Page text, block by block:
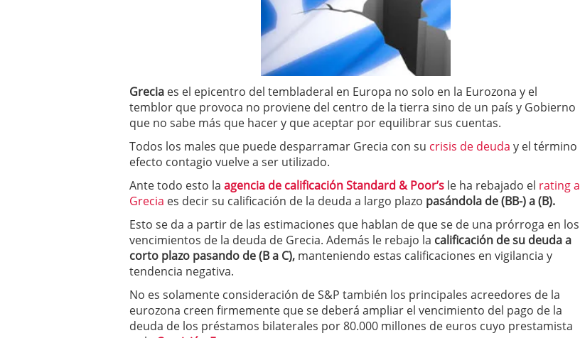
21 de noviembre de 2025
¿Cuánto cuesta un software punto de venta?
3 de octubre de 2025
Grecia es el epicentro del tembladeral en Europa no solo en la Eurozona y el
temblor que provoca no proviene del centro de la tierra sino de un país y Gobierno
que no sabe más que hacer y que aceptar por equilibrar sus cuentas.
Todos los males que puede desparramar Grecia con su crisis de deuda y el término
efecto contagio vuelve a ser utilizado.
Ante todo esto la agencia de calificación Standard & Poor’s le ha rebajado el rating a
Grecia es decir su calificación de la deuda a largo plazo pasándola de (BB-) a (B).
Esto se da a partir de las estimaciones que hablan de que se de una prórroga en los
vencimientos de la deuda de Grecia. Además le rebajo la calificación de su deuda a
corto plazo pasando de (B a C), manteniendo estas calificaciones en vigilancia y
tendencia negativa.
No es solamente consideración de S&P también los principales acreedores de la
eurozona creen firmemente que se deberá ampliar el vencimiento del pago de la
deuda de los préstamos bilaterales por 80.000 millones de euros cuyo prestamista